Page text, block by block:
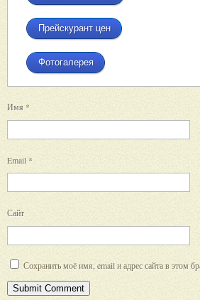
Имя *
Email *
Сайт
Сохранить моё имя, email и адрес сайта в этом
Прейскурант цен
Фотогалерея